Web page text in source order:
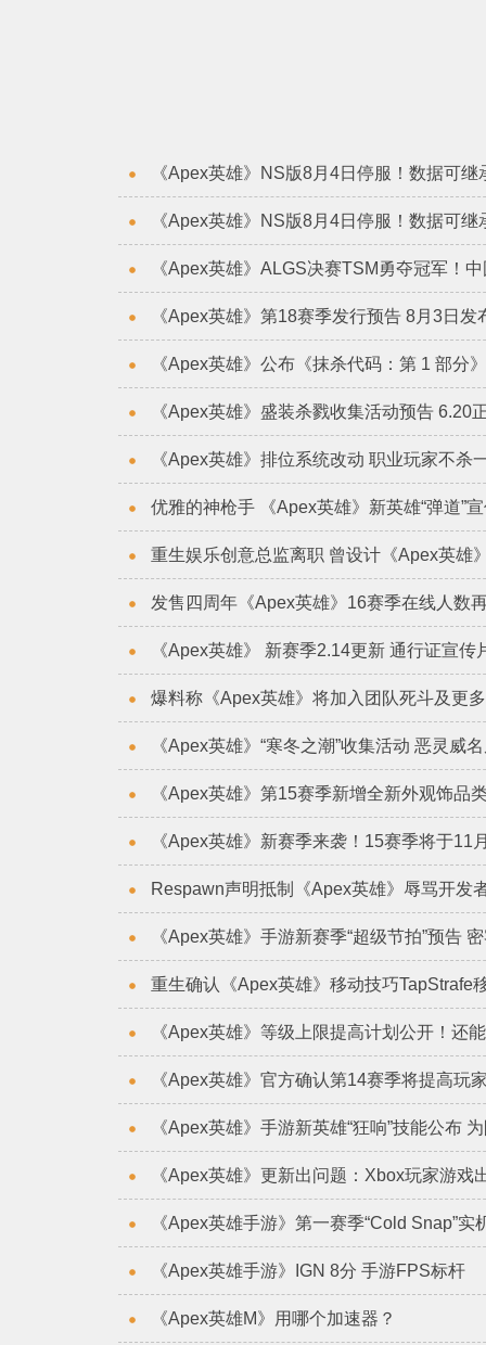
《Apex英雄》NS版8月4日停服！数据可继
《Apex英雄》NS版8月4日停服！数据可继
《Apex英雄》ALGS决赛TSM勇夺冠军！
《Apex英雄》第18赛季发行预告 8月3日发
《Apex英雄》盛装杀戮收集活动预告 6.20
《Apex英雄》排位系统改动 职业玩家不杀
优雅的神枪手 《Apex英雄》新英雄“弹道”
重生娱乐创意总监离职 曾设计《Apex英雄
发售四周年《Apex英雄》16赛季在线人数
《Apex英雄》 新赛季2.14更新 通行证宣传
爆料称《Apex英雄》将加入团队死斗及更
《Apex英雄》“寒冬之潮”收集活动 恶灵威
《Apex英雄》第15赛季新增全新外观饰品
《Apex英雄》新赛季来袭！15赛季将于11
Respawn声明抵制《Apex英雄》辱骂开发
《Apex英雄》手游新赛季“超级节拍”预告
重生确认《Apex英雄》移动技巧TapStrafe
《Apex英雄》等级上限提高计划公开！还
《Apex英雄》官方确认第14赛季将提高玩
《Apex英雄》手游新英雄“狂响”技能公布
《Apex英雄》更新出问题：Xbox玩家游戏
《Apex英雄手游》第一赛季“Cold Snap”实
《Apex英雄手游》IGN 8分 手游FPS标杆
《Apex英雄M》用哪个加速器？